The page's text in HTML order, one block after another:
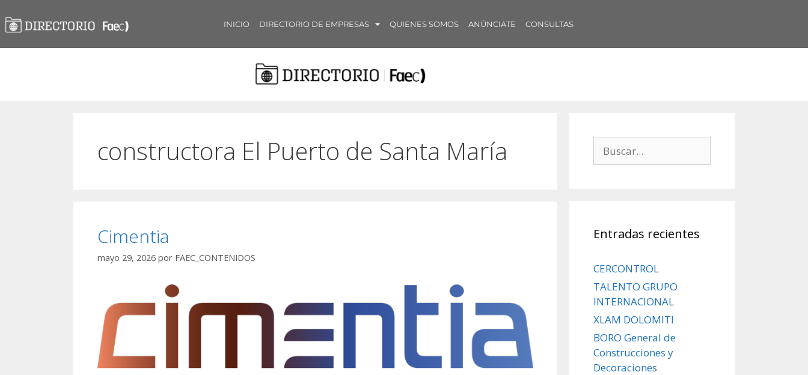
INICIO DIRECTORIO DE EMPRESAS QUIENES SOMOS ANÚNCIATE CONSULTAS
constructora El Puerto de Santa María
Cimentia
mayo 29, 2026 por FAEC_CONTENIDOS
Entradas recientes
CERCONTROL
TALENTO GRUPO
INTERNACIONAL
XLAM DOLOMITI
BORO General de
Construcciones y
Decoraciones